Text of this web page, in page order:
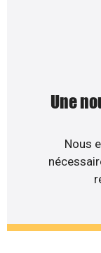
Une
Nous